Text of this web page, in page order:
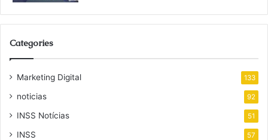
Categories
Marketing Digital 133
noticias 92
INSS Notícias 51
INSS 57